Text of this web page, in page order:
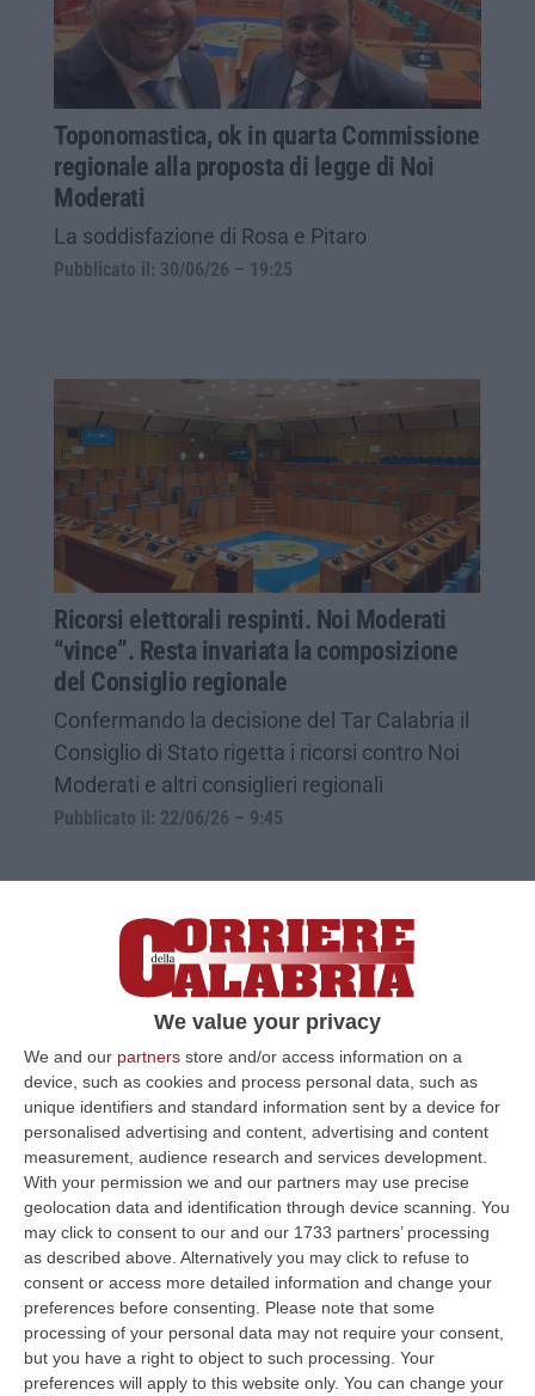
We value your privacy
We and our partners store and/or access information on a
device, such as cookies and process personal data, such as
unique identifiers and standard information sent by a device for
personalised advertising and content, advertising and content
measurement, audience research and services development.
With your permission we and our partners may use precise
geolocation data and identification through device scanning. You
may click to consent to our and our 1733 partners’ processing
as described above. Alternatively you may click to refuse to
consent or access more detailed information and change your
preferences before consenting.
Please note that some
processing of your personal data may not require your consent,
but you have a right to object to such processing. Your
preferences will apply to this website only. You can change your
Toponomastica, ok in quarta Commissione
regionale alla proposta di legge di Noi
Moderati
La soddisfazione di Rosa e Pitaro
Pubblicato il: 30/06/26 – 19:25
Ricorsi elettorali respinti. Noi Moderati
“vince”. Resta invariata la composizione
del Consiglio regionale
Confermando la decisione del Tar Calabria il
Consiglio di Stato rigetta i ricorsi contro Noi
Moderati e altri consiglieri regionali
Pubblicato il: 22/06/26 – 9:45
La Regione stanzia 6 milioni per i danni
dei cicloni e oltre 3 milioni per reclutare
nuovo personale nella sanità
Approvata all’unanimità in Consiglio
regionale la Variazione di bilancio adottata
dalla Giunta
Pubblicato il: 19/06/26 – 13:28